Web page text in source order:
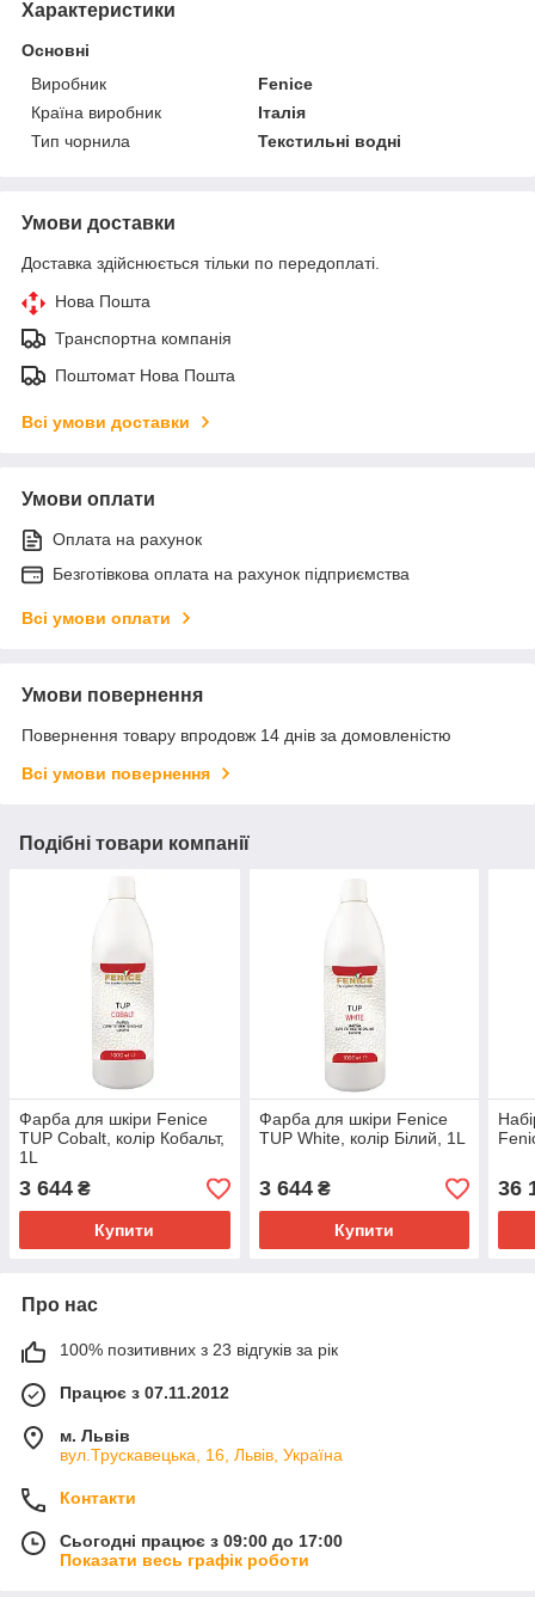
Характеристики
Основні
Виробник
Fenice
Країна виробник
Італія
Тип чорнила
Текстильні водні
Умови доставки
Доставка здійснюється тільки по передоплаті.
Нова Пошта
Транспортна компанія
Поштомат Нова Пошта
Всі умови доставки
Умови оплати
Оплата на рахунок
Безготівкова оплата на рахунок підприємства
Всі умови оплати
Умови повернення
Повернення товару впродовж 14 днів за домовленістю
Всі умови повернення
Подібні товари компанії
Фарба для шкіри Fenice
TUP Cobalt, колір Кобальт,
1L
3 644 ₴
Купити
Фарба для шкіри Fenice
TUP White, колір Білий, 1L
3 644₴
Купити
36
Про нас
100% позитивних з 23 відгуків за рік
Працює з 07.11.2012
м. Львів
вул.Трускавецька, 16, Львів, Україна
Контакти
Сьогодні працює з 09:00 до 17:00
Показати весь графік роботи